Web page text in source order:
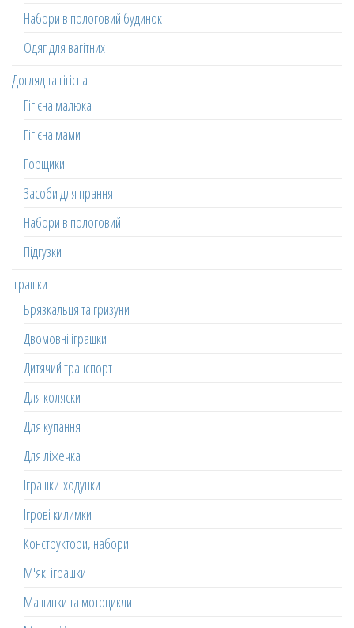
Набори в пологовий будинок
Одяг для вагітних
Догляд та гігієна
Гігієна малюка
Гігієна мами
Горщики
Засоби для прання
Набори в пологовий
Підгузки
Іграшки
Брязкальця та гризуни
Двомовні іграшки
Дитячий транспорт
Для коляски
Для купання
Для ліжечка
Іграшки-ходунки
Ігрові килимки
Конструктори, набори
М'які іграшки
Машинки та мотоцикли